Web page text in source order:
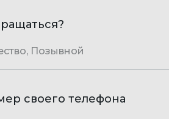
своего телефона